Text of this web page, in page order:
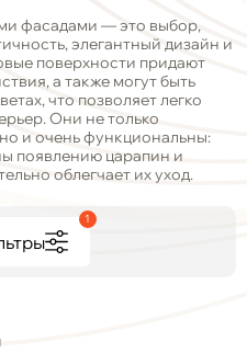
фасадами — это выбор,
элегантный дизайн и
поверхности придают
а также могут быть
что позволяет легко
Они не только
и очень функциональны:
появлению царапин и
облегчает их уход.
1